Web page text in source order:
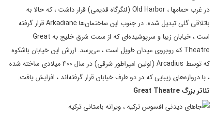
در غرب حمامها ، Old Harbor (لنگرگاه قدیمی) قرار داشت ، که حالا به
باتلاقی گلی تبدیل شده. در جنوب این ساختمان‌ها Arkadiane قرار گرفته
است ، خیابان زیبا و سرپوشیده‌ای که از سمت شرق خلیج به Great
Theatre که روبروی میدان طویل است ، می‌رسد. ارزش این خیابان باشکوه
که توسط Arcadius (اولین امپراطور شرقی) در سال ۴۰۰ میلادی ساخته شده
، با دروازه‌های زیبایی که در دو طرف خیابان قرار گرفته‌اند ، افزایش یافت.
تئاتر بزرگ Great Theatre